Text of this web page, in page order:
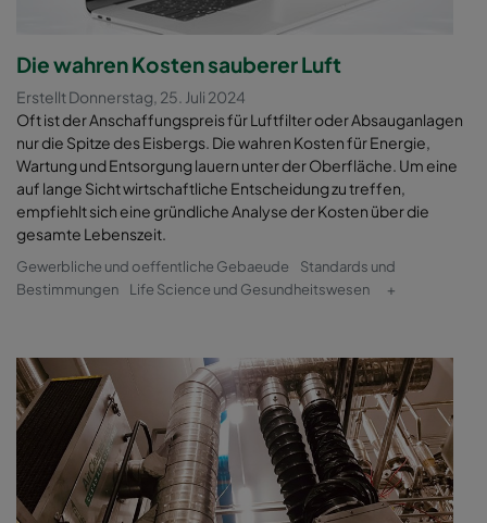
Die wahren Kosten sauberer Luft
Erstellt Donnerstag, 25. Juli 2024
Oft ist der Anschaffungspreis für Luftfilter oder Absauganlagen
nur die Spitze des Eisbergs. Die wahren Kosten für Energie,
Wartung und Entsorgung lauern unter der Oberfläche. Um eine
auf lange Sicht wirtschaftliche Entscheidung zu treffen,
empfiehlt sich eine gründliche Analyse der Kosten über die
gesamte Lebenszeit.
Gewerbliche und oeffentliche Gebaeude
Standards und
Bestimmungen
Life Science und Gesundheitswesen +